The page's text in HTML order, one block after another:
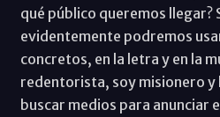
qué público queremos llegar?
evidentemente podremos
concretos, en la letra y en la
redentorista, soy misionero y
buscar medios para anunciar